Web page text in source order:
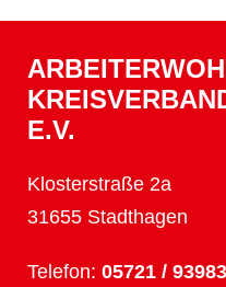
E.V.
Klosterstraße 2a
31655 Stadthagen
Telefon: 05721 /